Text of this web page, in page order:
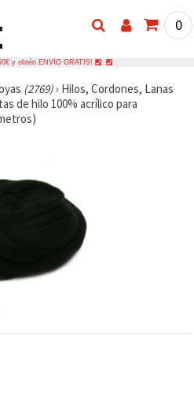
0
y obtén ENVÍO GRATIS!
(2769)› Hilos, Cordones, Lanas
de hilo 100% acrílico para